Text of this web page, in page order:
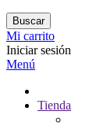
Buscar
Mi carrito
Iniciar sesión
Menú
Tienda